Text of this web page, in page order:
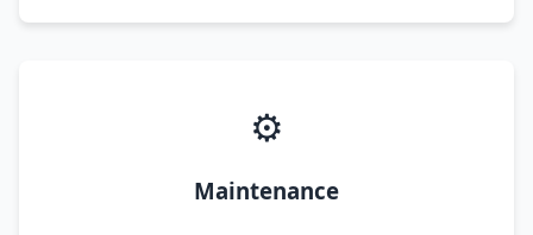
⚙️
Maintenance